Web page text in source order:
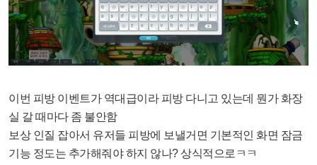
이번 피방 이벤트가 역대급이라 피방 다니고 있는데 뭔가 화장
실 갈 때마다 좀 불안함
보상 인질 잡아서 유저들 피방에 보낼거면 기본적인 화면 잠금
기능 정도는 추가해줘야 하지 않나? 상식적으로ㅋㅋ